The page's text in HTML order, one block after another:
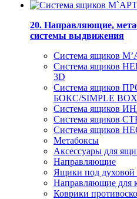
20. Направляющие,
системы выдвижения
Система ящиков
Система ящиков
3D
Система ящиков
БОКС/SIMPLE BOX
Система ящиков
Система ящиков
Система ящиков
Метабоксы
Аксессуары для
Направляющие
Ящики под
Направляющие для
Коврики